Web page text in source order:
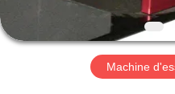
EXPOSITION
DE
Machine